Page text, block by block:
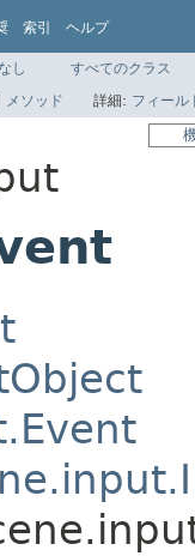
索引 ヘルプ
し
すべてのクラス
メソッド 詳細: フィール